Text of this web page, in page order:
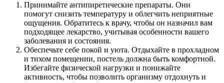
Принимайте антипиретические препараты. Они
помогут снизить температуру и облегчить неприятные
ощущения. Обратитесь к врачу, чтобы он назначил вам
подходящее лекарство, учитывая особенности вашего
заболевания и состояния.
Обеспечьте себе покой и уюта. Отдыхайте в прохладном
и тихом помещении, постель должна быть комфортной.
Избегайте физической нагрузки и понижайте
активность, чтобы позволить организму отдохнуть и